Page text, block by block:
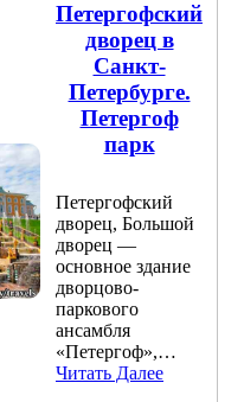
Петергофский
дворец в
Санкт-
Петербурге.
Петергоф
парк
Петергофский
дворец, Большой
дворец —
основное здание
дворцово-
паркового
ансамбля
«Петергоф»,…
Читать Далее